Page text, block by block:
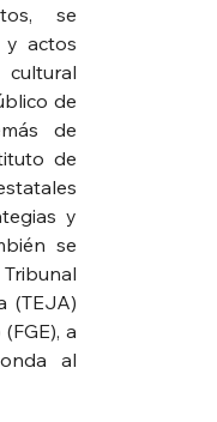
se
y actos
de
de
de
y
se
(TEJA)
a
al